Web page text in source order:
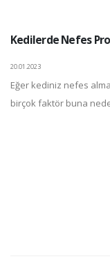
Kedilerde Nefes
20.01.2023
Eğer kediniz nefes
birçok faktör buna